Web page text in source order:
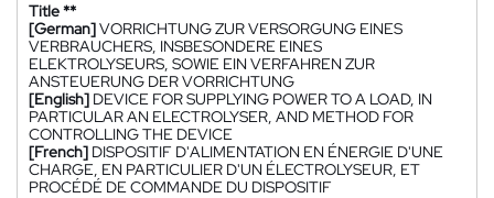
Title **
[German]VORRICHTUNG ZUR VERSORGUNG EINES
VERBRAUCHERS, INSBESONDERE EINES
ELEKTROLYSEURS, SOWIE EIN VERFAHREN ZUR
ANSTEUERUNG DER VORRICHTUNG
[English] DEVICE FOR SUPPLYING POWER TO A LOAD, IN
PARTICULAR AN ELECTROLYSER, AND METHOD FOR
CONTROLLING THE DEVICE
[French] DISPOSITIF D'ALIMENTATION EN ÉNERGIE D'UNE
CHARGE, EN PARTICULIER D'UN ÉLECTROLYSEUR, ET
PROCÉDÉ DE COMMANDE DU DISPOSITIF